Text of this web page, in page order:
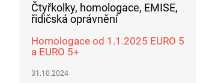
Čtyřkolky, homologace, EMISE,
řidičská oprávnění
Homologace od 1.1.2025 EURO 5
a EURO 5+
31.10.2024